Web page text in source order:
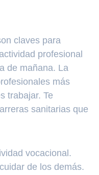
claves para
profesional
de mañana. La
más
trabajar. Te
sanitarias que
vocacional.
de los demás.